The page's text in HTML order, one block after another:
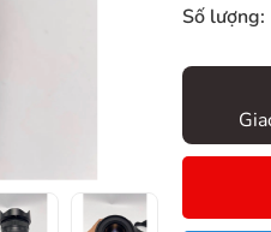
Số lượng: